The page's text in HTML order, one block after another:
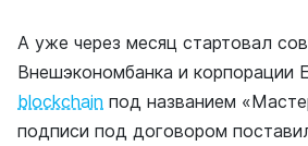
А уже через месяц стартовал
Внешэкономбанка и корпорации
blockchain под названием
подписи под договором